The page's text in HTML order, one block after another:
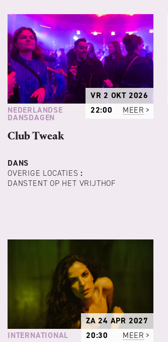
NEDERLANDSE
DANSDAGEN
VR 2 OKT 2026
22:00
MEER
Club Tweak
DANS
OVERIGE LOCATIES :
DANSTENT OP HET VRIJTHOF
INTERNATIONAL
ZA 24 APR 2027
20:30
MEER